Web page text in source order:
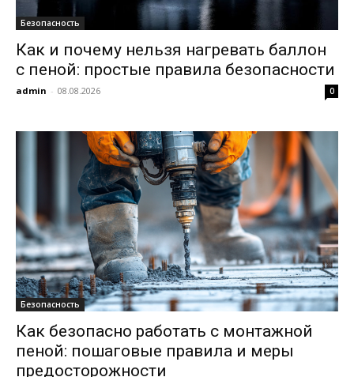
Безопасность
Как и почему нельзя нагревать баллон
с пеной: простые правила безопасности
admin - 08.08.2026 0
Безопасность
Как безопасно работать с монтажной
пеной: пошаговые правила и меры
предосторожности